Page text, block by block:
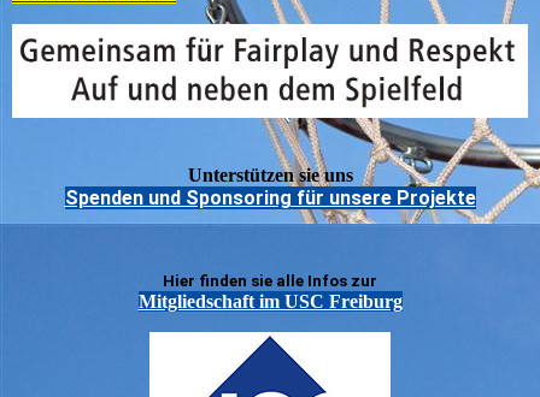
Unterstützen sie uns
Spenden und Sponsoring für unsere Projekte
Hier finden sie alle Infos zur
Mitgliedschaft im USC Freiburg